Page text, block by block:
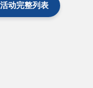
动完整列表